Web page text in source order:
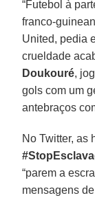
“Futebol à
franco-
United, pedia
crueldade
Doukouré,
gols com um
antebraços
No Twitter, as
“parem a
mensagens